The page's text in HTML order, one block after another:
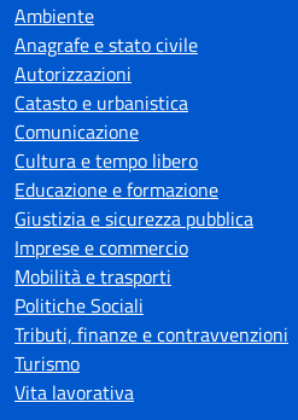
Ambiente
Anagrafe e stato civile
Autorizzazioni
Catasto e urbanistica
Comunicazione
Cultura e tempo libero
Educazione e formazione
Giustizia e sicurezza pubblica
Imprese e commercio
Mobilità e trasporti
Politiche Sociali
Tributi, finanze e contravvenzioni
Turismo
Vita lavorativa